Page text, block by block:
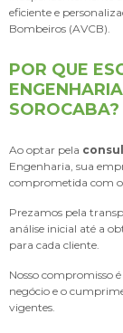
eficiente e
Bombeiros (AVCB).
POR QUE
SOROCABA?
Ao optar pela
Engenharia, sua
comprometida com
Prezamos pela
análise inicial até a
para cada cliente.
Nosso compromisso
negócio e o
vigentes.